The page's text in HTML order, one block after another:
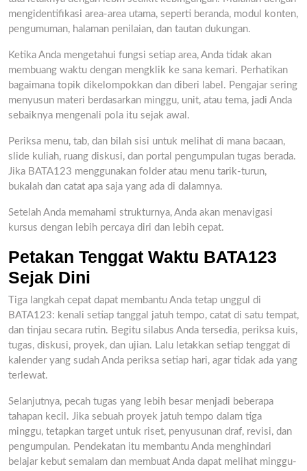
mengidentifikasi area-area utama, seperti beranda, modul konten,
pengumuman, halaman penilaian, dan tautan dukungan.
Ketika Anda mengetahui fungsi setiap area, Anda tidak akan
membuang waktu dengan mengklik ke sana kemari. Perhatikan
bagaimana topik dikelompokkan dan diberi label. Pengajar sering
menyusun materi berdasarkan minggu, unit, atau tema, jadi Anda
sebaiknya mengenali pola itu sejak awal.
Periksa menu, tab, dan bilah sisi untuk melihat di mana bacaan,
slide kuliah, ruang diskusi, dan portal pengumpulan tugas berada.
Jika BATA123 menggunakan folder atau menu tarik-turun,
bukalah dan catat apa saja yang ada di dalamnya.
Setelah Anda memahami strukturnya, Anda akan menavigasi
kursus dengan lebih percaya diri dan lebih cepat.
Petakan Tenggat Waktu BATA123
Sejak Dini
Tiga langkah cepat dapat membantu Anda tetap unggul di
BATA123: kenali setiap tanggal jatuh tempo, catat di satu tempat,
dan tinjau secara rutin. Begitu silabus Anda tersedia, periksa kuis,
tugas, diskusi, proyek, dan ujian. Lalu letakkan setiap tenggat di
kalender yang sudah Anda periksa setiap hari, agar tidak ada yang
terlewat.
Selanjutnya, pecah tugas yang lebih besar menjadi beberapa
tahapan kecil. Jika sebuah proyek jatuh tempo dalam tiga
minggu, tetapkan target untuk riset, penyusunan draf, revisi, dan
pengumpulan. Pendekatan itu membantu Anda menghindari
belajar kebut semalam dan membuat Anda dapat melihat minggu-